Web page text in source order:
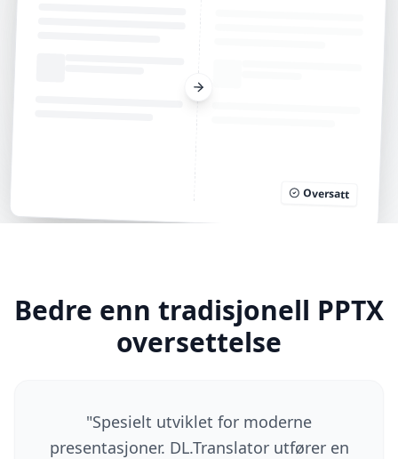
Oversatt
Bedre enn tradisjonell PPTX
oversettelse
"Spesielt utviklet for moderne
presentasjoner. DL.Translator utfører en